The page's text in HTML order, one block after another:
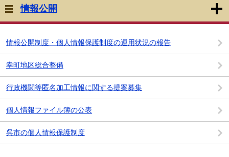
情報公開
情報公開制度・個人情報保護制度の運用状況の報告
幸町地区総合整備
行政機関等匿名加工情報に関する提案募集
個人情報ファイル簿の公表
呉市の個人情報保護制度